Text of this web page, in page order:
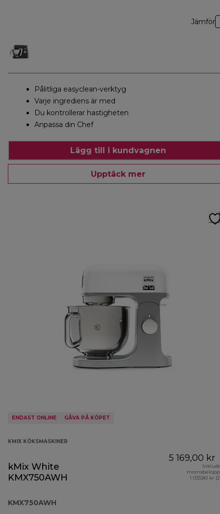
Jämför
Pålitliga easyclean-verktyg
Varje ingrediens är med
Du kontrollerar hastigheten
Anpassa din Chef
Lägg till i kundvagnen
Upptäck mer
ENDAST ONLINE GÅVA PÅ KÖPET
KMIX KÖKSMASKINER
kMix White
KMX750AWH
KMX750AWH
5 169,00 kr
1 033,80 kr